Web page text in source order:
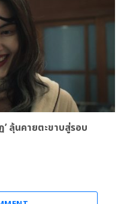
ลุ้นคายตะขาบสู่รอบ